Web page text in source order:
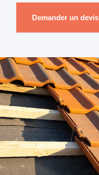
Demander un devis